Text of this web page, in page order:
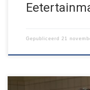
Gepubliceerd 21